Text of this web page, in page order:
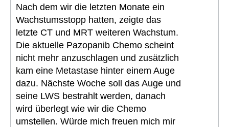
Nach dem wir die letzten Monate ein
Wachstumsstopp hatten, zeigte das
letzte CT und MRT weiteren Wachstum.
Die aktuelle Pazopanib Chemo scheint
nicht mehr anzuschlagen und zusätzlich
kam eine Metastase hinter einem Auge
dazu. Nächste Woche soll das Auge und
seine LWS bestrahlt werden, danach
wird überlegt wie wir die Chemo
umstellen. Würde mich freuen mich mir